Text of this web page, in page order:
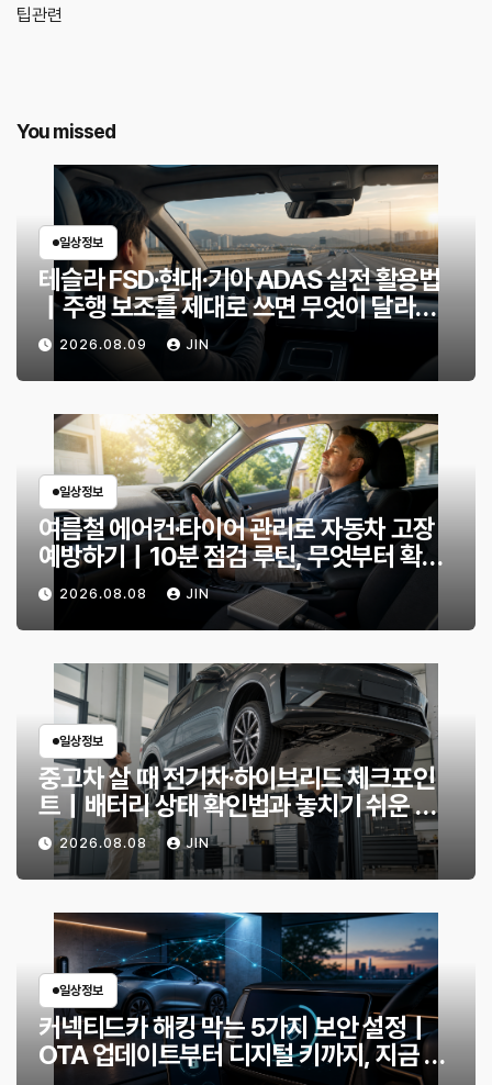
팁관련
You missed
일상정보
테슬라 FSD·현대·기아 ADAS 실전 활용법
｜주행 보조를 제대로 쓰면 무엇이 달라질
까?2026.08.09 JIN
일상정보
여름철 에어컨·타이어 관리로 자동차 고장
예방하기｜10분 점검 루틴, 무엇부터 확인
할까?
2026.08.08 JIN
일상정보
중고차 살 때 전기차·하이브리드 체크포인
트｜배터리 상태 확인법과 놓치기 쉬운 위
험 신호
2026.08.08 JIN
일상정보
커넥티드카 해킹 막는 5가지 보안 설정｜
OTA 업데이트부터 디지털 키까지, 지금 확